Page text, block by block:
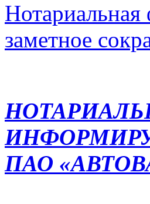
заметное
ПАО